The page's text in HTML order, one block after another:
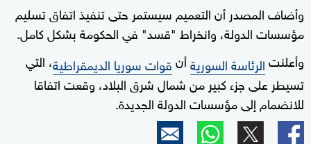
وأضاف المصدر أن التعميم سيستمر حتى تنفيذ اتفاق تسليم
مؤسسات الدولة، وانخراط "قسد" في الحكومة بشكل كامل.
وأعلنتالرئاسة السوريةأنقوات سوريا الديمقراطية، التي
تسيطر على جزء كبير من شمال شرق البلاد، وقعت اتفاقا
للانضمام إلى مؤسسات الدولة الجديدة.